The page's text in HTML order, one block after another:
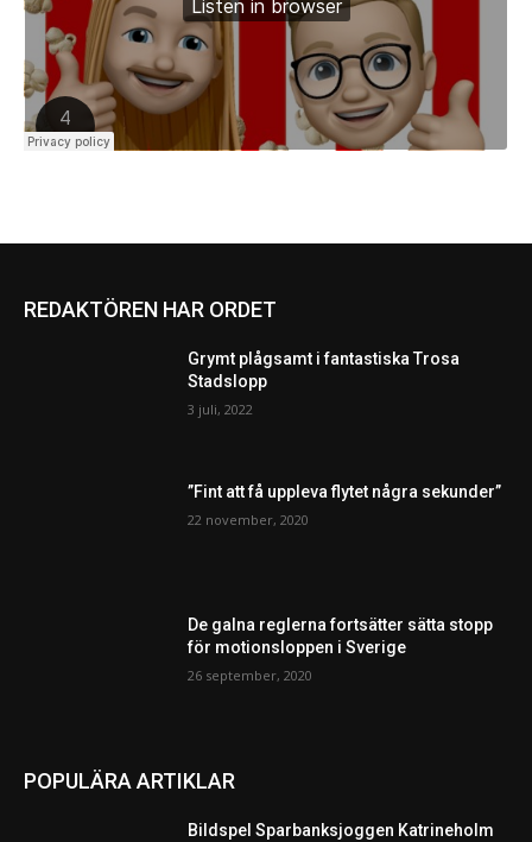
REDAKTÖREN HAR ORDET
Grymt plågsamt i fantastiska Trosa
Stadslopp
3 juli, 2022
”Fint att få uppleva flytet några sekunder”
22 november, 2020
De galna reglerna fortsätter sätta stopp
för motionsloppen i Sverige
26 september, 2020
POPULÄRA ARTIKLAR
Bildspel Sparbanksjoggen Katrineholm